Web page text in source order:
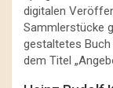
digitalen
Sammlerstücke
gestaltetes
dem Titel